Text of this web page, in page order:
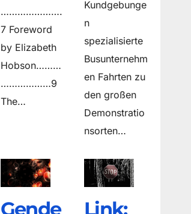
………………….
7 Foreword
by Elizabeth
Hobson………
………………9
The…
Kundgebunge
n
spezialisierte
Busunternehm
en Fahrten zu
den großen
Demonstratio
nsorten…
Gende Link: